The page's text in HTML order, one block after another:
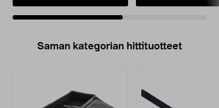
Saman kategorian hittituotteet